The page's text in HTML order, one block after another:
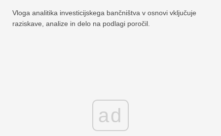
Vloga analitika investicijskega bančništva v osnovi vključuje
raziskave, analize in delo na podlagi poročil.
ad